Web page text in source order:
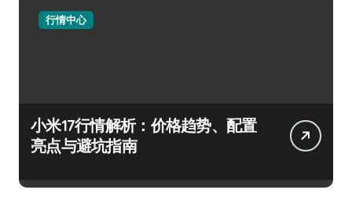
行情中心
小米17行情解析：价格趋势、配置
亮点与避坑指南